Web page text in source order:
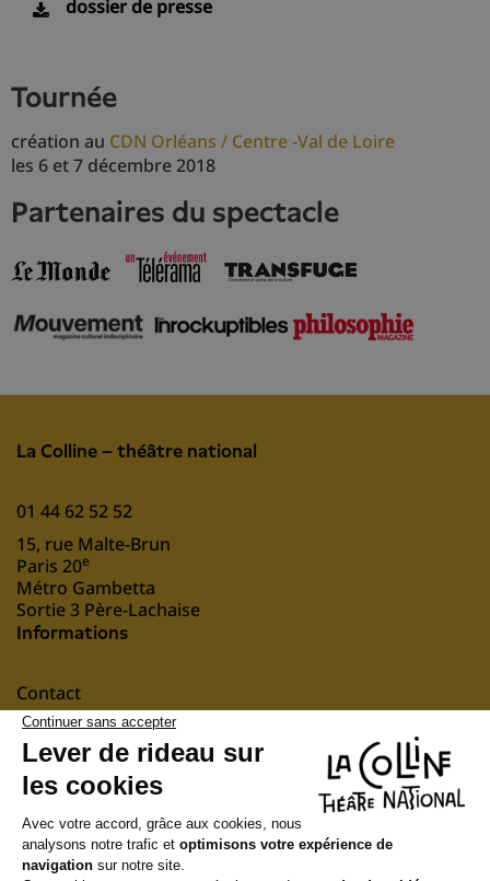
dossier de presse
tournée
création au CDN Orléans / Centre -Val de Loire
les 6 et 7 décembre 2018
partenaires du spectacle
La Colline – théâtre national
01 44 62 52 52
15, rue Malte-Brun
Paris 20e
Métro Gambetta
Sortie 3 Père-Lachaise
Informations
Contact
Mentions légales
nous soutenir
Suivez-nous